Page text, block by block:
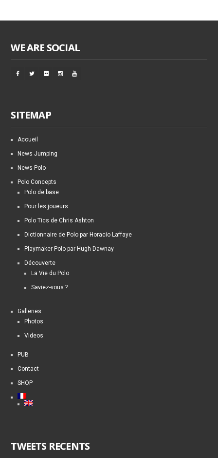
WE ARE SOCIAL
SITEMAP
Accueil
News Jumping
News Polo
Polo Concepts
Polo de base
Pour les joueurs
Polo Tics de Chris Ashton
Dictionnaire de Polo par Horacio Laffaye
Playmaker Polo par Hugh Dawnay
Découverte
La Vie du Polo
Saviez-vous ?
Galleries
Photos
Videos
PUB
Contact
SHOP
TWEETS RECENTS